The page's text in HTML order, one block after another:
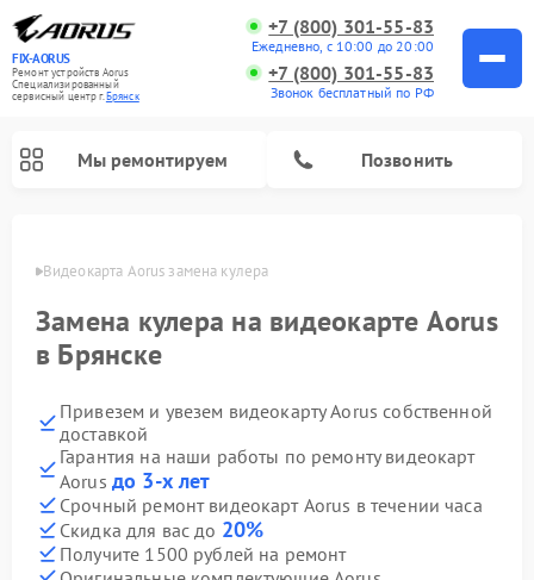
FIX-AORUS
Ремонт устройств Aorus
Специализированный
cервисный центр г.Брянск
+7 (800) 301-55-83
Ежедневно, с 10:00 до 20:00
+7 (800) 301-55-83
Звонок бесплатный по РФ
Мы ремонтируем Позвонить
Видеокарта Aorus замена кулера
Замена кулера на видеокарте Aorus
в Брянске
Привезем и увезем видеокарту Aorus собственной
доставкой
Гарантия на наши работы по ремонту видеокарт
Aorus до 3-х лет
Срочный ремонт видеокарт Aorus в течении часа
Скидка для вас до 20%
Получите 1500 рублей на ремонт